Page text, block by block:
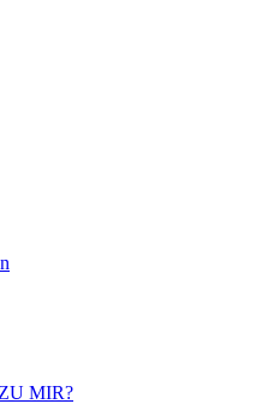
MIR?